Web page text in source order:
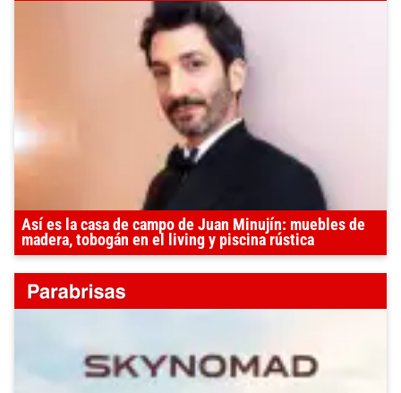
Así es la casa de campo de Juan Minujín: muebles de
madera, tobogán en el living y piscina rústica